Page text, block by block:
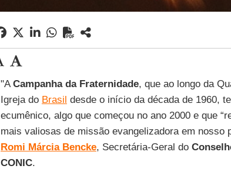
"ACampanha da Fraternidade, que ao longo da
Igreja do Brasil desde o início da década de 1960,
ecumênico, algo que começou no ano 2000 e que
mais valiosas de missão evangelizadora em nosso
Romi Márcia Bencke, Secretária-Geral do
CONIC.